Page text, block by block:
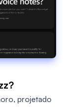
projetado